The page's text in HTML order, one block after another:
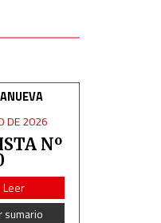
DE 2026
Nº
Leer
sumario